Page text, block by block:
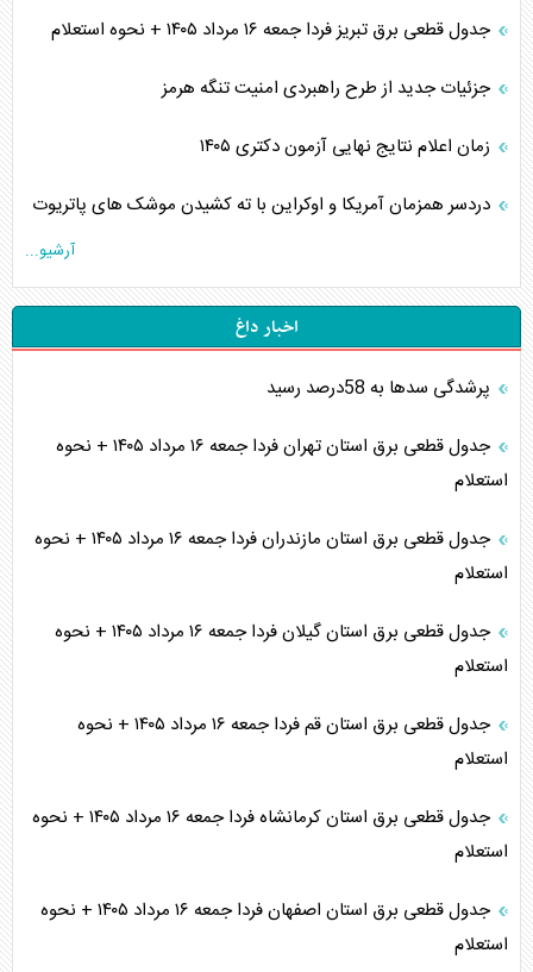
جدول قطعی برق تبریز فردا جمعه ۱۶ مرداد ۱۴۰۵ + نحوه استعلام
جزئیات جدید از طرح راهبردی امنیت تنگه هرمز
زمان اعلام نتایج نهایی آزمون دکتری ۱۴۰۵
دردسر همزمان آمریکا و اوکراین با ته کشیدن موشک های پاتریوت
آرشیو...
اخبار داغ
پرشدگی سدها به 58درصد رسید
جدول قطعی برق استان تهران فردا جمعه ۱۶ مرداد ۱۴۰۵ + نحوه
استعلام
جدول قطعی برق استان مازندران فردا جمعه ۱۶ مرداد ۱۴۰۵ + نحوه
استعلام
جدول قطعی برق استان گیلان فردا جمعه ۱۶ مرداد ۱۴۰۵ + نحوه
استعلام
جدول قطعی برق استان قم فردا جمعه ۱۶ مرداد ۱۴۰۵ + نحوه
استعلام
جدول قطعی برق استان کرمانشاه فردا جمعه ۱۶ مرداد ۱۴۰۵ + نحوه
استعلام
جدول قطعی برق استان اصفهان فردا جمعه ۱۶ مرداد ۱۴۰۵ + نحوه
استعلام